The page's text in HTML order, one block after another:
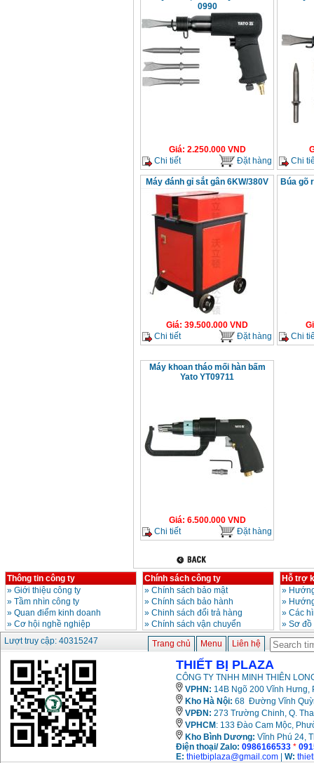
0990
Giá: 2.250.000VND
Chi tiết
Đặt hàng
Chi
Máy đánh gỉ sắt gân 6KW/380V
Giá: 39.500.000 VND
Chi tiết
Đặt hàng
Búa gõ
Chi
Máy khoan tháo mối hàn bấm
Yato YT09711
Giá: 6.500.000VND
Chi tiết
Đặt hàng
Thông tin công ty
» Giới thiệu công ty
» Tầm nhìn công ty
» Quan điểm kinh doanh
» Cơ hội nghề nghiệp
Chính sách công ty
» Chính sách bảo mật
» Chính sách bảo hành
» Chinh sách đổi trả hàng
» Chính sách vận chuyển
Hỗ trợ
»
»
» Các
» Sơ
Lượt truy cập: 40315247
Trang chủ Menu Liên hệ
THIẾT BỊ PLAZA
CÔNG TY TNHH MINH THIÊN
VPHN: 14B Ngõ 200 Vĩnh Hưng,
Kho Hà Nội: 68 Đường Vĩnh
VPĐN: 273 Trường Chinh, Q.
VPHCM : 133 Đào Cam Mộc,
Kho Bình Dương: Vĩnh Phú 24,
Điện thoại/ Zalo: 0986166533 *
E: thietbiplaza@gmail.com W: